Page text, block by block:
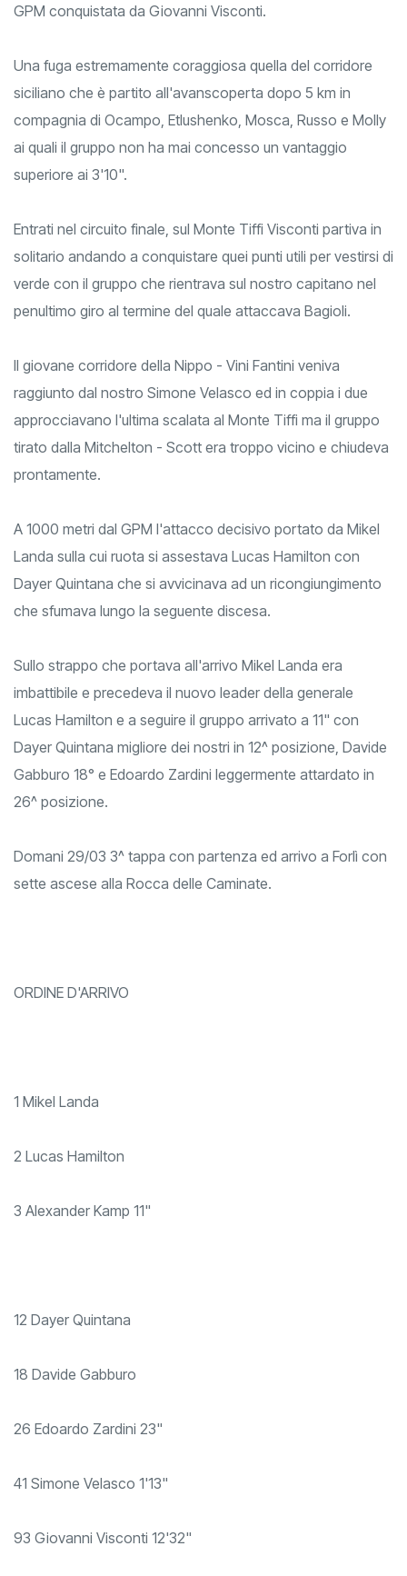
GPM conquistata da Giovanni Visconti.
Una fuga estremamente coraggiosa quella del corridore
siciliano che è partito all'avanscoperta dopo 5 km in
compagnia di Ocampo, Etlushenko, Mosca, Russo e Molly
ai quali il gruppo non ha mai concesso un vantaggio
superiore ai 3'10".
Entrati nel circuito finale, sul Monte Tiffi Visconti partiva in
solitario andando a conquistare quei punti utili per vestirsi di
verde con il gruppo che rientrava sul nostro capitano nel
penultimo giro al termine del quale attaccava Bagioli.
Il giovane corridore della Nippo - Vini Fantini veniva
raggiunto dal nostro Simone Velasco ed in coppia i due
approcciavano l'ultima scalata al Monte Tiffi ma il gruppo
tirato dalla Mitchelton - Scott era troppo vicino e chiudeva
prontamente.
A 1000 metri dal GPM l'attacco decisivo portato da Mikel
Landa sulla cui ruota si assestava Lucas Hamilton con
Dayer Quintana che si avvicinava ad un ricongiungimento
che sfumava lungo la seguente discesa.
Sullo strappo che portava all'arrivo Mikel Landa era
imbattibile e precedeva il nuovo leader della generale
Lucas Hamilton e a seguire il gruppo arrivato a 11" con
Dayer Quintana migliore dei nostri in 12^ posizione, Davide
Gabburo 18° e Edoardo Zardini leggermente attardato in
26^ posizione.
Domani 29/03 3^ tappa con partenza ed arrivo a Forlì con
sette ascese alla Rocca delle Caminate.
ORDINE D'ARRIVO
1 Mikel Landa
2 Lucas Hamilton
3 Alexander Kamp 11"
12 Dayer Quintana
18 Davide Gabburo
26 Edoardo Zardini 23"
41 Simone Velasco 1'13"
93 Giovanni Visconti 12'32"